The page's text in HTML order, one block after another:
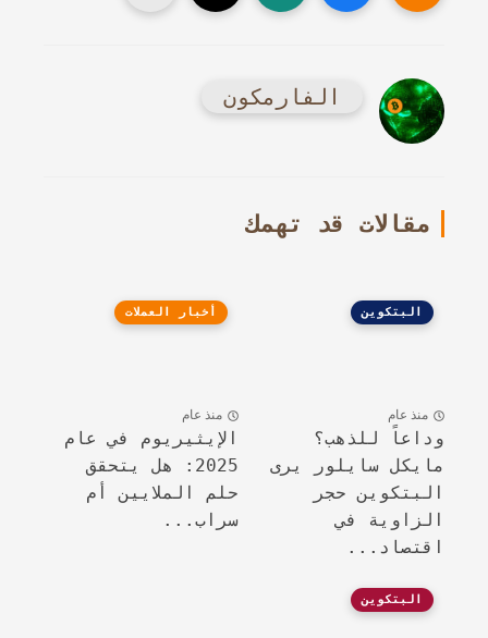
الفارمكون
مقالات قد تهمك
البتكوين
منذ عام
وداعاً للذهب؟
مايكل سايلور يرى
البتكوين حجر
الزاوية في
اقتصاد...
أخبار العملات
منذ عام
الإيثيريوم في عام
2025: هل يتحقق
حلم الملايين أم
سراب...
البتكوين